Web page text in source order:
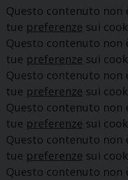
Questo contenuto non
tue preferenze sui
Questo contenuto non
tue preferenze sui
Questo contenuto non
tue preferenze sui
Questo contenuto non
tue preferenze sui
Questo contenuto non
tue preferenze sui
Questo contenuto non